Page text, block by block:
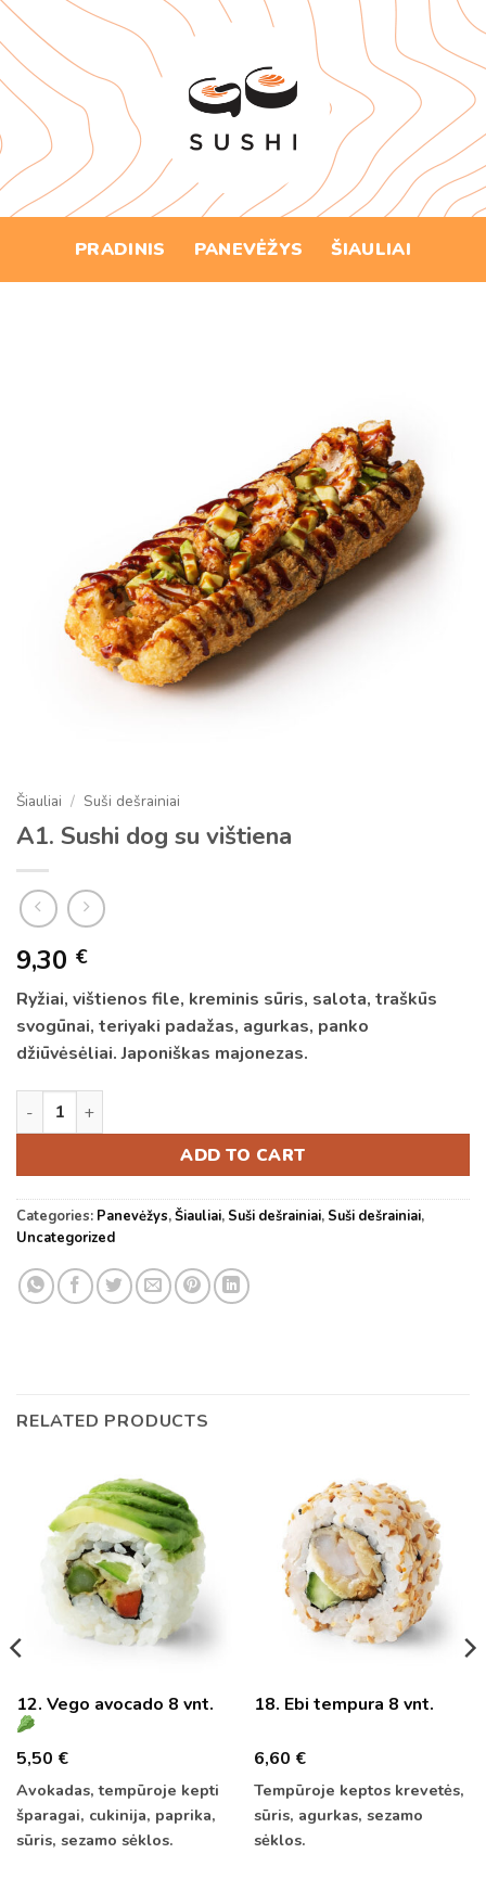
Skip
to
content
PRADINIS PANEVĖŽYS ŠIAULIAI
Šiauliai / Suši dešrainiai
A1. Sushi dog su vištiena
9,30 €
Ryžiai, vištienos file, kreminis sūris, salota, traškūs
svogūnai, teriyaki padažas, agurkas, panko
džiūvėsėliai. Japoniškas majonezas.
A1. Sushi dog su vištiena quantity
ADD TO CART
Categories: Panevėžys,Šiauliai, Suši dešrainiai, Suši dešrainiai,
Uncategorized
RELATED PRODUCTS
12. Vego avocado 8 vnt.
5,50 €
Avokadas, tempūroje kepti
šparagai, cukinija, paprika,
sūris, sezamo sėklos.
18. Ebi tempura 8 vnt.
6,60 €
Tempūroje keptos krevetės,
sūris, agurkas, sezamo
sėklos.